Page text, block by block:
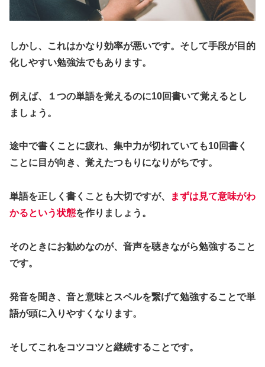
しかし、これはかなり効率が悪いです。そして手段が目的
化しやすい勉強法でもあります。
例えば、１つの単語を覚えるのに10回書いて覚えるとし
ましょう。
途中で書くことに疲れ、集中力が切れていても10回書く
ことに目が向き、覚えたつもりになりがちです。
単語を正しく書くことも大切ですが、
まずは見て意味がわ
かるという状態を作りましょう。
そのときにお勧めなのが、音声を聴きながら勉強すること
です。
発音を聞き、音と意味とスペルを繋げて勉強することで単
語が頭に入りやすくなります。
そしてこれをコツコツと継続することです。